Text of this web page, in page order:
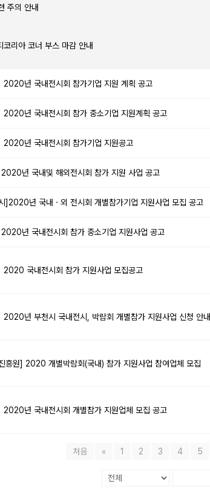
주의 안내
리아 코너 부스 마감 안내
2020년 국내전시회 참가기업 지원 계획 공고
2020년 국내전시회 참가 중소기업 지원계획 공고
2020년 국내전시회 참가기업 지원공고
년 국내및 해외전시회 참가 지원 사업 공고
]2020년 국내ㆍ외 전시회 개별참가기업 지원사업 모집 공고
년 국내전시회 참가 중소기업 지원사업 공고
2020 국내전시회 참가 지원사업 모집공고
년 부천시 국내전시, 박람회 개별참가 지원사업 신청 안내
흥원] 2020 개별박람회(국내) 참가 지원사업 참여업체 모집
2020년 국내전시회 개별참가 지원업체 모집 공고
처음 « 1 2 3 4 5